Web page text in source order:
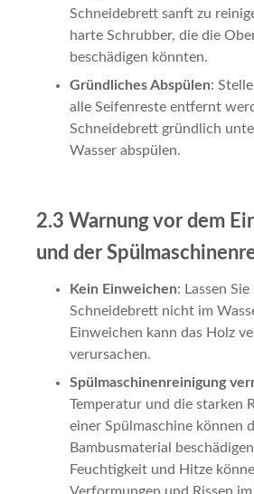
Schneidebrett sanft zu
harte Schrubber, die die
beschädigen könnten.
Gründliches Abspülen:
alle Seifenreste entfernt
Schneidebrett gründlich
Wasser abspülen.
2.3 Warnung vor dem
und der
Kein Einweichen: Lassen
Schneidebrett nicht im
Einweichen kann das Holz
verursachen.
Spülmaschinenreinigung
Temperatur und die starken
einer Spülmaschine können
Bambusmaterial
Feuchtigkeit und Hitze